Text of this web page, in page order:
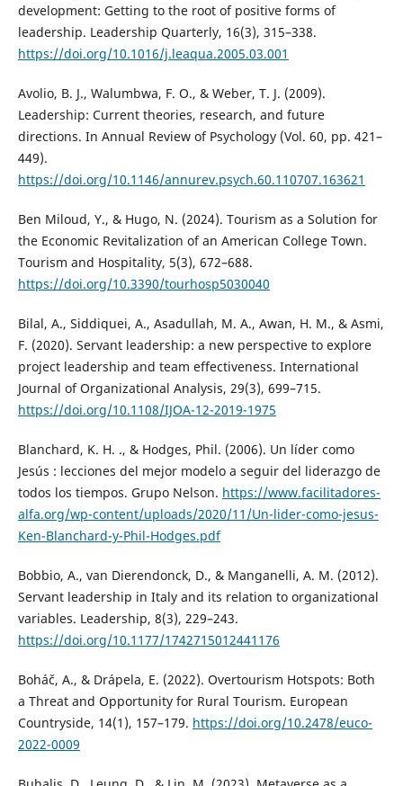
development: Getting to the root of positive forms of
leadership. Leadership Quarterly, 16(3), 315–338.
https://doi.org/10.1016/j.leaqua.2005.03.001
Avolio, B. J., Walumbwa, F. O., & Weber, T. J. (2009).
Leadership: Current theories, research, and future
directions. In Annual Review of Psychology (Vol. 60, pp. 421–
449).
https://doi.org/10.1146/annurev.psych.60.110707.163621
Ben Miloud, Y., & Hugo, N. (2024). Tourism as a Solution for
the Economic Revitalization of an American College Town.
Tourism and Hospitality, 5(3), 672–688.
https://doi.org/10.3390/tourhosp5030040
Bilal, A., Siddiquei, A., Asadullah, M. A., Awan, H. M., & Asmi,
F. (2020). Servant leadership: a new perspective to explore
project leadership and team effectiveness. International
Journal of Organizational Analysis, 29(3), 699–715.
https://doi.org/10.1108/IJOA-12-2019-1975
Blanchard, K. H. ., & Hodges, Phil. (2006). Un líder como
Jesús : lecciones del mejor modelo a seguir del liderazgo de
todos los tiempos. Grupo Nelson. https://www.facilitadores-
alfa.org/wp-content/uploads/2020/11/Un-lider-como-jesus-
Ken-Blanchard-y-Phil-Hodges.pdf
Bobbio, A., van Dierendonck, D., & Manganelli, A. M. (2012).
Servant leadership in Italy and its relation to organizational
variables. Leadership, 8(3), 229–243.
https://doi.org/10.1177/1742715012441176
Boháč, A., & Drápela, E. (2022). Overtourism Hotspots: Both
a Threat and Opportunity for Rural Tourism. European
Countryside, 14(1), 157–179. https://doi.org/10.2478/euco-
2022-0009